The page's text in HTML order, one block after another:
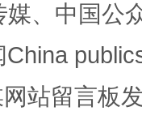
、中国公
站留言板